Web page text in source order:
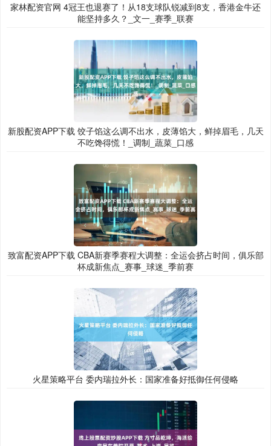
家林配资官网 4冠王也退赛了！从18支球队锐减到8支，香港金牛还
能坚持多久？_文一_赛季_联赛
新股配资APP下载 饺子馅这么调不出水，皮薄馅大，鲜掉眉毛，几天
不吃馋得慌！_调制_蔬菜_口感
致富配资APP下载 CBA新赛季赛程大调整：全运会挤占时间，俱乐部
杯成新焦点_赛事_球迷_季前赛
火星策略平台 委内瑞拉外长：国家准备好抵御任何侵略